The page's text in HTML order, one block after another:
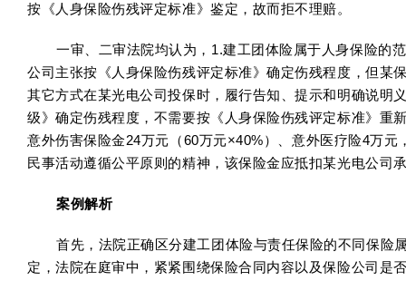
按《人身保险伤残评定标准》鉴定，故而拒不理赔。
一审、二审法院均认为，1.建工团体险属于人身保险的
公司主张按《人身保险伤残评定标准》确定伤残程度，但某
其它方式在某光电公司投保时，履行告知、提示和明确说明
级》确定伤残程度，不需要按《人身保险伤残评定标准》重
意外伤害保险金24万元（60万元×40%）、意外医疗险4万
民事活动遵循公平原则的精神，该保险金应抵扣某光电公司
案例解析
首先，法院正确区分建工团体险与责任保险的不同保险
定，法院在庭审中，紧紧围绕保险合同内容以及保险公司是